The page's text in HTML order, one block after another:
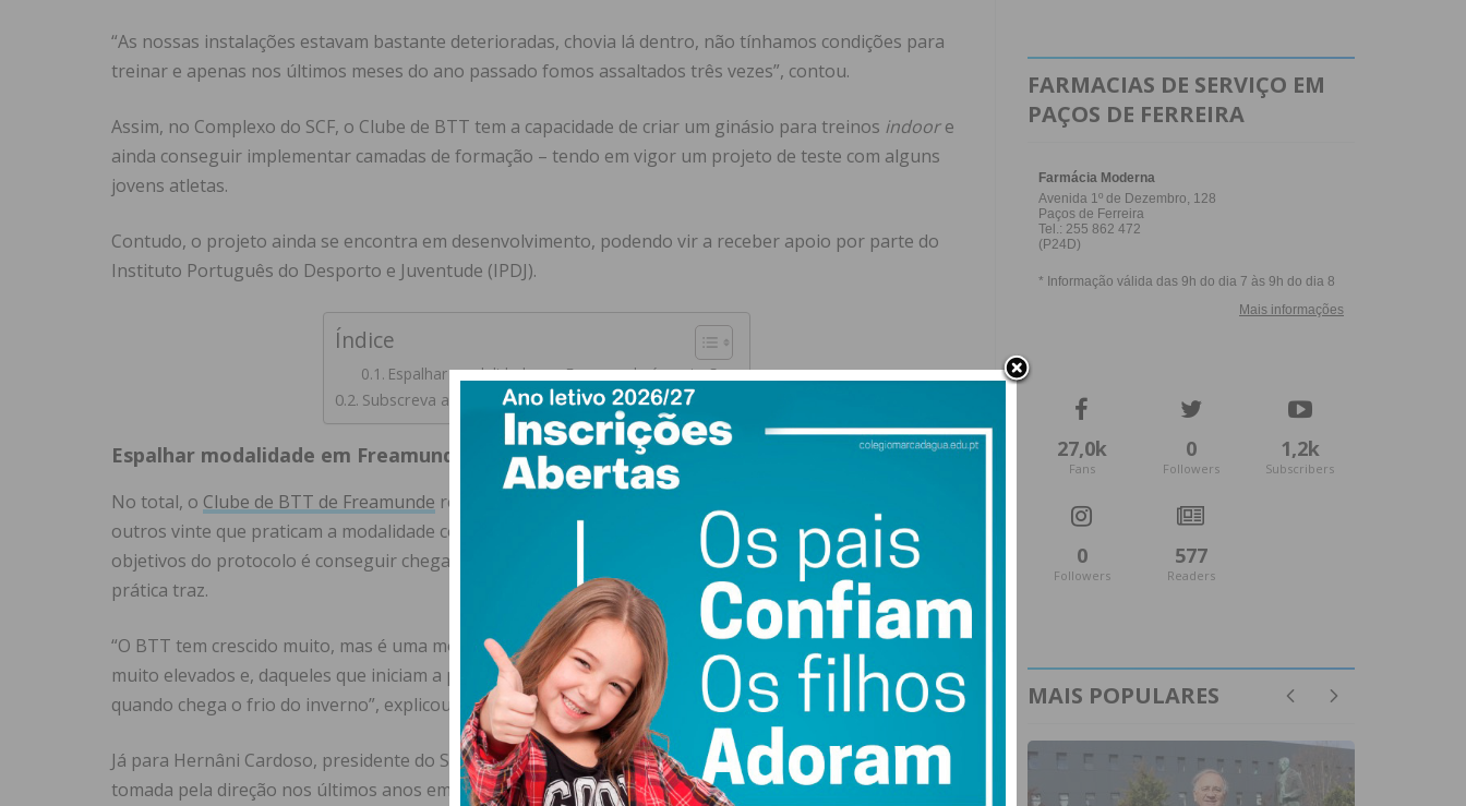
“As nossas instalações estavam bastante deterioradas, chovia lá dentro, não tínhamos condições para
treinar e apenas nos últimos meses do ano passado fomos assaltados três vezes”, contou.
Assim, no Complexo do SCF, o Clube de BTT tem a capacidade de criar um ginásio para treinos indoore
ainda conseguir implementar camadas de formação – tendo em vigor um projeto de teste com alguns
jovens atletas.
Contudo, o projeto ainda se encontra em desenvolvimento, podendo vir a receber apoio por parte do
Instituto Português do Desporto e Juventude (IPDJ).
Índice
Espalhar modalidade em Freamunde é a missão
Subscreva a newsletter do Imediato
Espalhar modalidade em Freamunde é a missão
No total, o Clube de BTT de Freamunde reúne cerca de quarenta atletas – vinte deles federados e
outros vinte que praticam a modalidade com maior ou menor frequência. Para Vítor Santos, um dos
objetivos do protocolo é conseguir chegar a mais atletas, divulgando o BTT e os benefícios que a sua
prática traz.
“O BTT tem crescido muito, mas é uma modalidade muito complexa. Os custos com o equipamento são
muito elevados e, daqueles que iniciam a prática na primavera ou no verão, cerca de metade desiste
quando chega o frio do inverno”, explicou.
Já para Hernâni Cardoso, presidente do SC Freamunde, este protocolo faz parte de uma iniciativa
tomada pela direção nos últimos anos em diversificar o clube, tendo já implementado o bilhar e o
FARMACIAS DE SERVIÇO EM
PAÇOS DE FERREIRA
27,0k
Fans
0
Followers
1,2k
Subscribers
0
Followers
577
Readers
MAIS POPULARES